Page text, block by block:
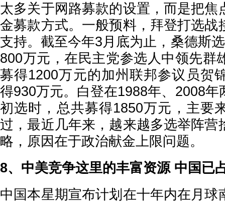
太多关于网路募款的设置，而是把焦
金募款方式。一般预料，拜登打选战
支持。截至今年3月底为止，桑德斯
800万元，在民主党参选人中领先群
募得1200万元的加州联邦参议员贺
得930万元。白登在1988年、2008年
初选时，总共募得1850万元，主要
过，最近几年来，越来越多选举阵营
略，原因在于政治献金上限问题。
8、中美竞争这里的丰富资源 中国已
中国本星期宣布计划在十年内在月球